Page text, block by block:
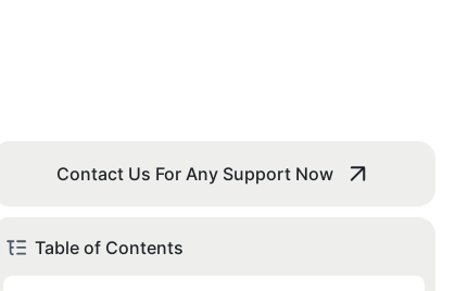
Contact Us For Any Support Now
Table of Contents